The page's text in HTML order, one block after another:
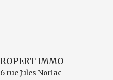
ROPERT IMMO
6 rue Jules Noriac